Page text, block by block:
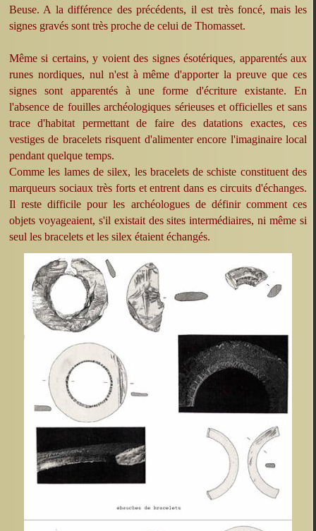
Beuse. A la différence des précédents, il est très foncé, mais les
signes gravés sont très proche de celui de Thomasset.
Même si certains, y voient des signes ésotériques, apparentés aux
runes nordiques, nul n'est à même d'apporter la preuve que ces
signes sont apparentés à une forme d'écriture existante. En
l'absence de fouilles archéologiques sérieuses et officielles et sans
trace d'habitat permettant de faire des datations exactes, ces
vestiges de bracelets risquent d'alimenter encore l'imaginaire local
pendant quelque temps.
Comme les lames de silex, les bracelets de schiste constituent des
marqueurs sociaux très forts et entrent dans es circuits d'échanges.
Il reste difficile pour les archéologues de définir comment ces
objets voyageaient, s'il existait des sites intermédiaires, ni même si
seul les bracelets et les silex étaient échangés.